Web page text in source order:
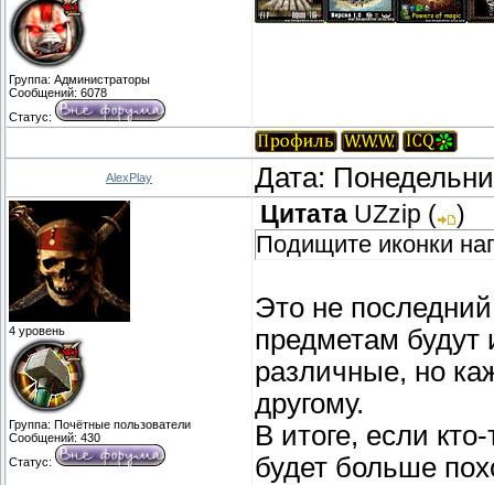
Группа: Администраторы
Сообщений: 6078
Статус:
AlexPlay Дата:
4 уровень
Группа: Почётные пользователи
Сообщений: 430
Статус:
Цитата UZzip (
)
Подищите иконки
Это не
предметам будут
различные, но
другому.
В итоге, если
будет больше